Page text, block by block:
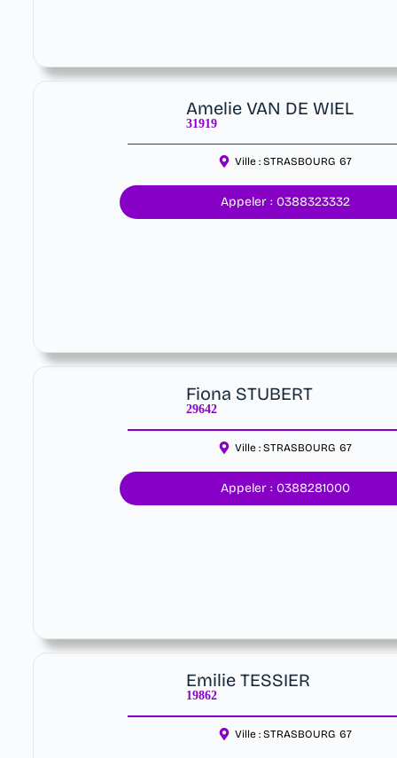
Amelie VAN DE WIEL
31919
Ville :STRASBOURG 67
Appeler : 0388323332
Fiona STUBERT
29642
Ville :STRASBOURG 67
Appeler : 0388281000
Emilie TESSIER
19862
Ville :STRASBOURG 67